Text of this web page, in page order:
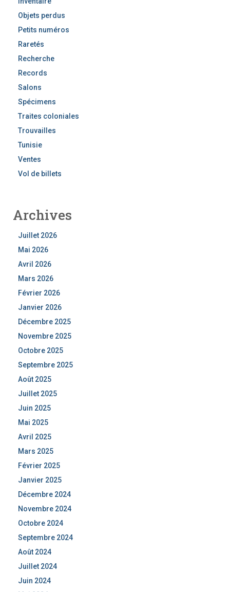
Objets perdus
Petits numéros
Raretés
Recherche
Records
Salons
Spécimens
Traites coloniales
Trouvailles
Tunisie
Ventes
Vol de billets
Archives
Juillet 2026
Mai 2026
Avril 2026
Mars 2026
Février 2026
Janvier 2026
Décembre 2025
Novembre 2025
Octobre 2025
Septembre 2025
Août 2025
Juillet 2025
Juin 2025
Mai 2025
Avril 2025
Mars 2025
Février 2025
Janvier 2025
Décembre 2024
Novembre 2024
Octobre 2024
Septembre 2024
Août 2024
Juillet 2024
Juin 2024